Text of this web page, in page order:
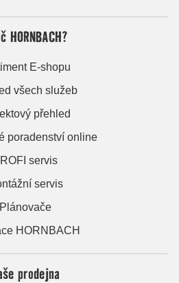
HORNBACH?
E-shopu
všech služeb
přehled
poradenství online
servis
servis
Plánovače
HORNBACH
prodejna